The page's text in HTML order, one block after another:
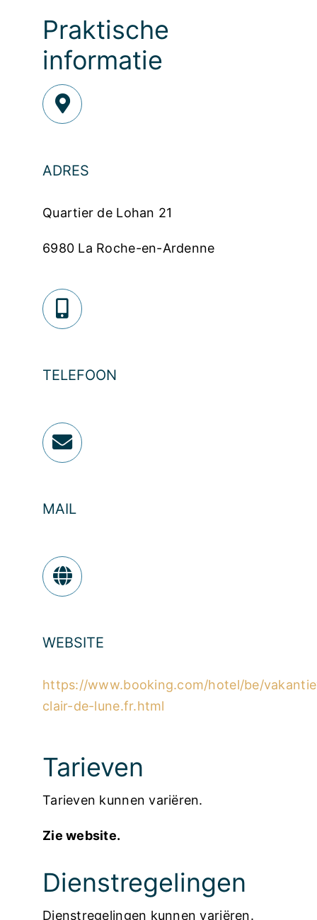
Praktische
informatie
ADRES
Quartier de Lohan 21
6980 La Roche-en-Ardenne
TELEFOON
MAIL
WEBSITE
https://www.booking.com/hotel/be/
clair-de-lune.fr.html
Tarieven
Tarieven kunnen variëren.
Zie website.
Dienstregelingen
Dienstregelingen kunnen variëren.